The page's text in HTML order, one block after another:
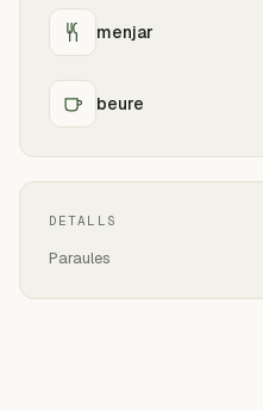
menjar
beure
DETALLS
Paraules